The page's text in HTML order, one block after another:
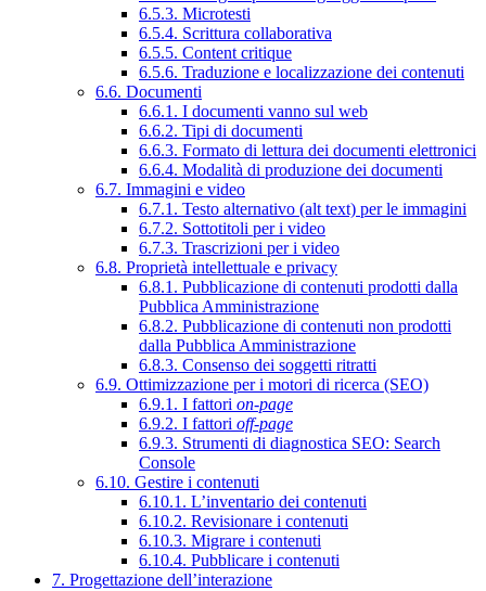
6.5.3. Microtesti
6.5.4. Scrittura collaborativa
6.5.5. Content critique
6.5.6. Traduzione e localizzazione dei contenuti
6.6. Documenti
6.6.1. I documenti vanno sul web
6.6.2. Tipi di documenti
6.6.3. Formato di lettura dei documenti elettronici
6.6.4. Modalità di produzione dei documenti
6.7. Immagini e video
6.7.1. Testo alternativo (alt text) per le immagini
6.7.2. Sottotitoli per i video
6.7.3. Trascrizioni per i video
6.8. Proprietà intellettuale e privacy
6.8.1. Pubblicazione di contenuti prodotti dalla
Pubblica Amministrazione
6.8.2. Pubblicazione di contenuti non prodotti
dalla Pubblica Amministrazione
6.8.3. Consenso dei soggetti ritratti
6.9. Ottimizzazione per i motori di ricerca (SEO)
6.9.1. I fattori on-page
6.9.2. I fattori off-page
6.9.3. Strumenti di diagnostica SEO: Search
Console
6.10. Gestire i contenuti
6.10.1. L’inventario dei contenuti
6.10.2. Revisionare i contenuti
6.10.3. Migrare i contenuti
6.10.4. Pubblicare i contenuti
7. Progettazione dell’interazione